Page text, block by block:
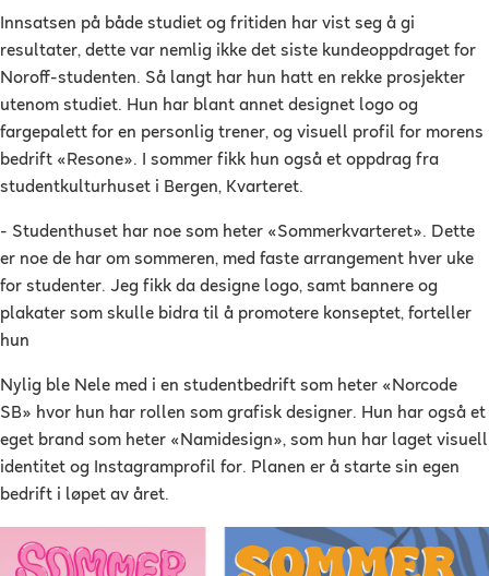
Innsatsen på både studiet og fritiden har vist seg å gi
resultater, dette var nemlig ikke det siste kundeoppdraget for
Noroff-studenten. Så langt har hun hatt en rekke prosjekter
utenom studiet. Hun har blant annet designet logo og
fargepalett for en personlig trener, og visuell profil for morens
bedrift «Resone». I sommer fikk hun også et oppdrag fra
studentkulturhuset i Bergen, Kvarteret.
- Studenthuset har noe som heter «Sommerkvarteret». Dette
er noe de har om sommeren, med faste arrangement hver uke
for studenter. Jeg fikk da designe logo, samt bannere og
plakater som skulle bidra til å promotere konseptet, forteller
hun
Nylig ble Nele med i en studentbedrift som heter «Norcode
SB» hvor hun har rollen som grafisk designer. Hun har også et
eget brand som heter «Namidesign», som hun har laget visuell
identitet og Instagramprofil for. Planen er å starte sin egen
bedrift i løpet av året.